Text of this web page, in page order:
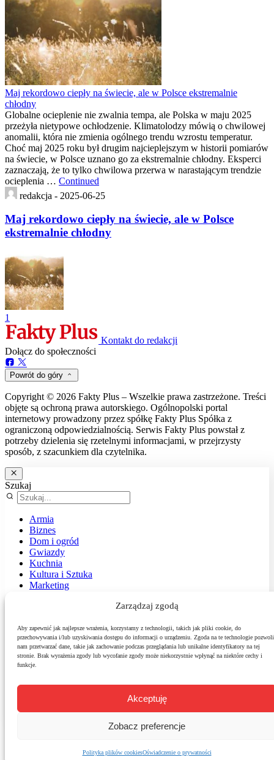
Zarządzaj zgodą
Aby zapewnić jak najlepsze wrażenia, korzystamy z technologii, takich jak pliki cookie, do
przechowywania i/lub uzyskiwania dostępu do informacji o urządzeniu. Zgoda na te technologie pozwoli
nam przetwarzać dane, takie jak zachowanie podczas przeglądania lub unikalne identyfikatory na tej
stronie. Brak wyrażenia zgody lub wycofanie zgody może niekorzystnie wpłynąć na niektóre cechy i
funkcje.
Akceptuję
Zobacz preferencje
Polityka plików cookiesOświadczenie o prywatności
Maj rekordowo ciepły na świecie, ale w Polsce ekstremalnie
chłodny
Globalne ocieplenie nie zwalnia tempa, ale Polska w maju 2025
przeżyła nietypowe ochłodzenie. Klimatolodzy mówią o chwilowej
anomalii, która nie zmienia ogólnego trendu wzrostu temperatur.
Choć maj 2025 roku był drugim najcieplejszym w historii pomiarów
na świecie, w Polsce uznano go za ekstremalnie chłodny. Eksperci
zaznaczają, że to tylko chwilowa przerwa w narastającym trendzie
ocieplenia … Continued
redakcja - 2025-06-25
Maj rekordowo ciepły na świecie, ale w Polsce
ekstremalnie chłodny
1
Kontakt do redakcji
Dołącz do społeczności
Powrót do góry
Copyright © 2026 Fakty Plus – Wszelkie prawa zastrzeżone. Treści
objęte są ochroną prawa autorskiego. Ogólnopolski portal
internetowy prowadzony przez spółkę Fakty Plus Spółka z
ograniczoną odpowiedzialnością. Serwis Fakty Plus powstał z
potrzeby dzielenia się rzetelnymi informacjami, w przejrzysty
sposób, z szacunkiem dla czytelnika.
Szukaj
Armia
Biznes
Dom i ogród
Gwiazdy
Kuchnia
Kultura i Sztuka
Marketing
Podróże
Polityka
Sport
Środowisko
Technologie